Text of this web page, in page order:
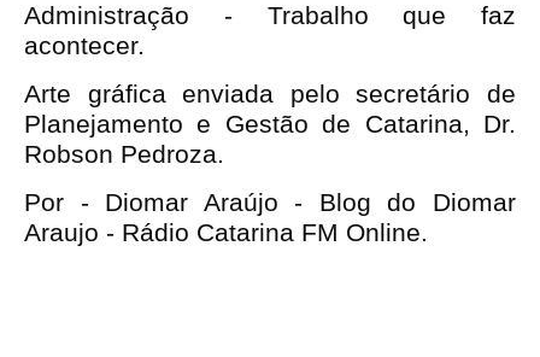
Administração - Trabalho que faz
acontecer.
Arte gráfica enviada pelo secretário de
Planejamento e Gestão de Catarina, Dr.
Robson Pedroza.
Por - Diomar Araújo - Blog do Diomar
Araujo - Rádio Catarina FM Online.